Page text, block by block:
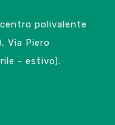
polivalente
Via Piero
- estivo).